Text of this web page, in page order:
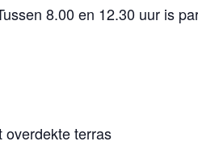
8.00 en 12.30 uur is
overdekte terras